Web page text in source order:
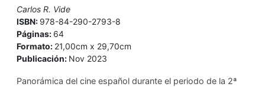
Carlos R. Vide
ISBN: 978-84-290-2793-8
Páginas: 64
Formato: 21,00cm x 29,70cm
Publicación: Nov 2023
Panorámica del cine español durante el periodo de la 2ª